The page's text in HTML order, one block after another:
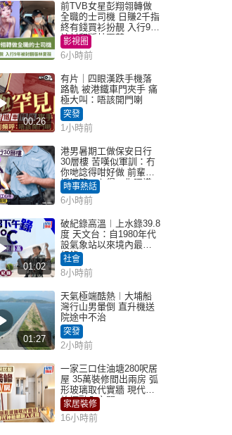
前TVB女星彭翔翎轉做
全職的士司機 日賺2千指
終有錢買衫扮靚 入行9年
被封翻版林夏薇
影視圈
6小時前
00:26
有片｜四眼漢跌手機落
路軌 被港鐵車門夾手 痛
極大叫：唔該開門喇
突發
1小時前
港男暑期工做保安日行
30層樓 苦嘆似軍訓：冇
你哋諗得咁好做 前輩傳
授搵筍工心得：你唔識
揀盤啫｜Juicy叮
時事熱話
6小時前
01:02
破紀錄高溫︱上水錄39.8
度 天文台：自1980年代
設氣象站以來境內最高
紀錄
社會
8小時前
01:27
天氣極端酷熱︱大埔船
灣行山男暈倒 直升機送
院途中不治
突發
2小時前
一家三口住油塘280呎居
屋 35萬裝修間出兩房 弧
形玻璃取代實牆 現代神
枱櫃融入玄關
家居裝修
16小時前